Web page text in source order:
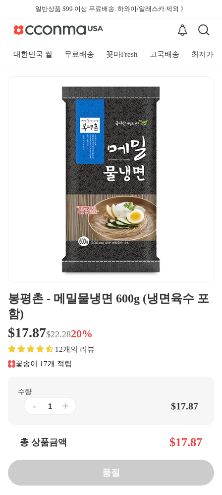
일반상품 $99 이상 무료배송. 하와이/알래스카 제외 》
대한민국 쌀 무료배송 꽃마Fresh 고국배송 최저가
봉평촌 - 메밀물냉면 600g (냉면육수 포
함)
$17.87$22.2820%
12개의 리뷰
꽃송이 17개 적립
수량
- + $17.87
총 상품금액 $17.87
품절